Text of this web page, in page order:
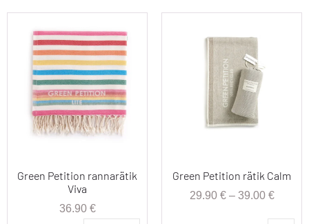
Green Petition rannarätik
Viva
36.90 €
Green Petition rätik Calm
29.90 € – 39.00 €